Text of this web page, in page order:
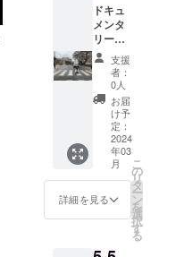
ドキュ
メンタ
リー映
画
（50ー
60分）
の撮影
上映
会。 札
幌、も
しくは
東京に
て。
支援
者：
0人
お届
け予
定：
2024
年03
月
詳細を見る
こ
の
リ
タ
ー
ン
を
選
択
す
る